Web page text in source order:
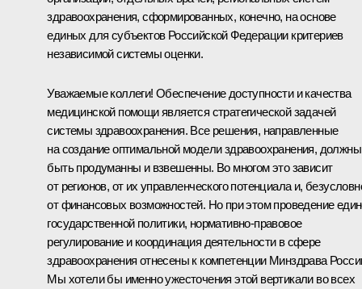
здравоохранения, сформированных, конечно, на основе
единых для субъектов Российской Федерации критериев
независимой системы оценки.
Уважаемые коллеги! Обеспечение доступности и качества
медицинской помощи является стратегической задачей
системы здравоохранения. Все решения, направленные
на создание оптимальной модели здравоохранения, должны
быть продуманны и взвешенны. Во многом это зависит
от регионов, от их управленческого потенциала и,
от финансовых возможностей. Но при этом проведение
государственной политики, нормативно-правовое
регулирование и координация деятельности в сфере
здравоохранения отнесены к компетенции Минздрава
Мы хотели бы именно ужесточения этой вертикали во всех